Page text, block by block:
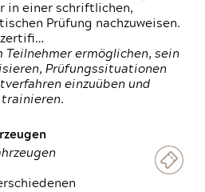
in einer schriftlichen,
Prüfung nachzuweisen.
Teilnehmer ermöglichen, sein
Prüfungssituationen
einzuüben und